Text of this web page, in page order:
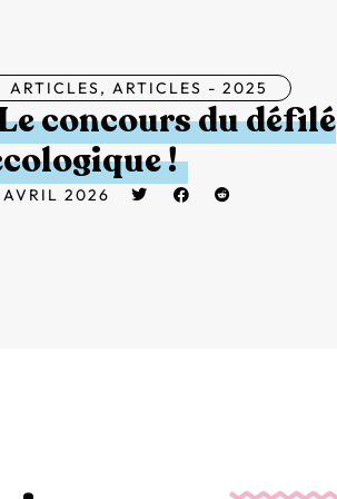
ARTICLES, ARTICLES - 2025
concours du défilé
!
2026